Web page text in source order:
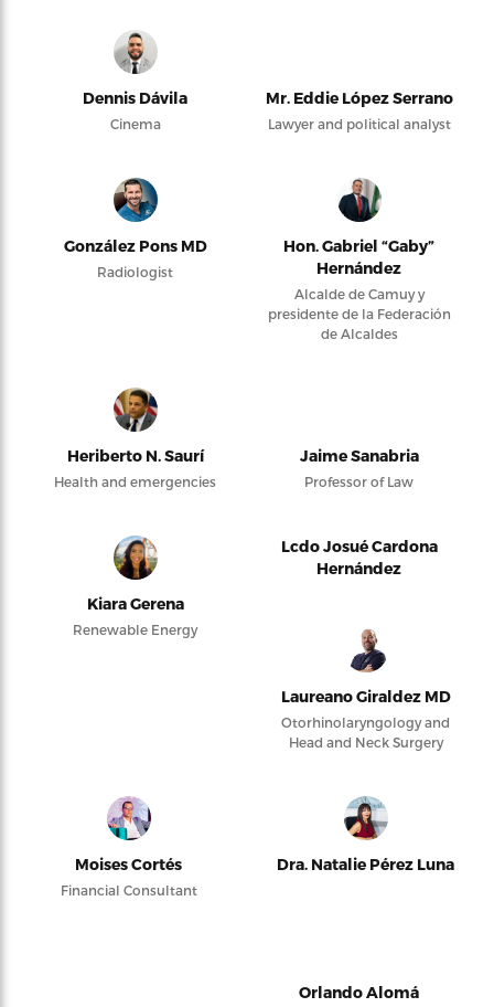
Dennis Dávila
Cinema
Mr. Eddie López Serrano
Lawyer and political analyst
González Pons MD
Radiologist
Hon. Gabriel “Gaby”
Hernández
Alcalde de Camuy y
presidente de la Federación
de Alcaldes
Heriberto N. Saurí
Health and emergencies
Jaime Sanabria
Professor of Law
Kiara Gerena
Renewable Energy
Lcdo Josué Cardona
Hernández
Laureano Giraldez MD
Otorhinolaryngology and
Head and Neck Surgery
Moises Cortés
Financial Consultant
Dra. Natalie Pérez Luna
Orlando Alomá